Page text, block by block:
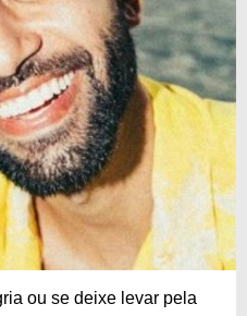
ou se deixe levar pela